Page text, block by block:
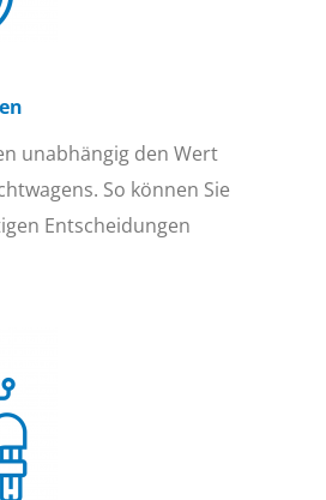
unabhängig den Wert
So können Sie
Entscheidungen